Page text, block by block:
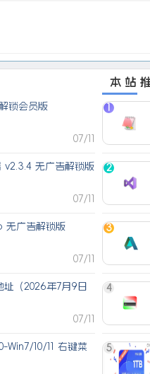
锁会员版
07/11
v2.3.4 无广告解锁版
07/11
无广告解锁版
07/11
址（2026年7月9日
07/11
Win7/10/11 右键菜
本站
1
2
3
4
5